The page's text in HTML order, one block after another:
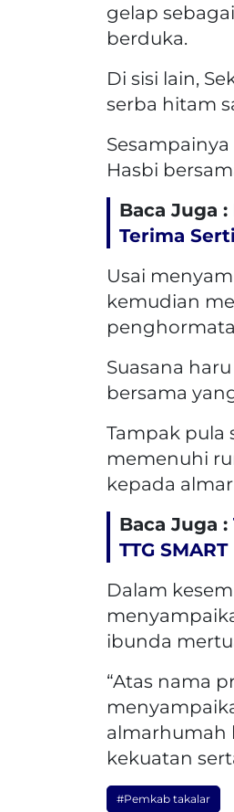
gelap
berduka.
Di sisi lain,
serba hitam
Hasbi
Baca Juga :
Terima
Usai
kemudian
Suasana
bersama
Tampak pula
memenuhi
kepada
Baca Juga :
TTG SMART
Dalam
ibunda
“Atas nama
almarhumah
kekuatan
#Pemkab takalar